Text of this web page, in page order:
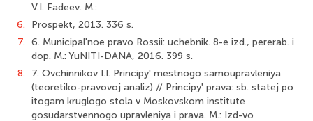
V.I. Fadeev. M.:
6.
Prospekt, 2013. 336 s.
7. 6. Municipal'noe pravo Rossii: uchebnik. 8-e izd., pererab. i
dop. M.: YuNITI-DANA, 2016. 399 s.
8.
7. Ovchinnikov I.I. Principy' mestnogo samoupravleniya
(teoretiko-pravovoj analiz) // Principy' prava: sb. statej po
itogam kruglogo stola v Moskovskom institute
gosudarstvennogo upravleniya i prava. M.: Izd-vo